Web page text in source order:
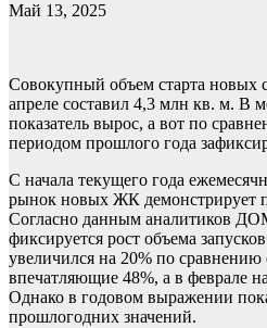
Май 13, 2025
Совокупный объем старта новых
апреле составил 4,3 млн кв. м. В
показатель вырос, а вот по
периодом прошлого года
С начала текущего года
рынок новых ЖК демонстрирует
Согласно данным аналитиков
фиксируется рост объема
увеличился на 20% по сравнению
впечатляющие 48%, а в феврале
Однако в годовом выражении
прошлогодних значений.